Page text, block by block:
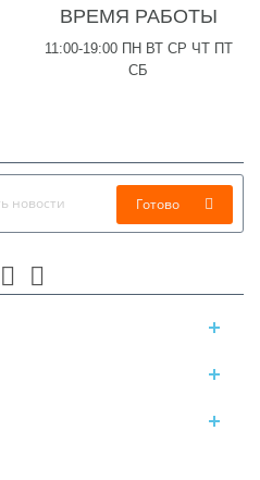
ВРЕМЯ РАБОТЫ
11:00-19:00 ПН ВТ СР ЧТ ПТ
СБ
Готово